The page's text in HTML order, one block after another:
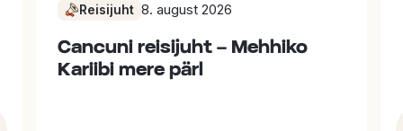
Reisijuht 8. august 2026
Cancuni reisijuht – Mehhiko
Kariibi mere pärl